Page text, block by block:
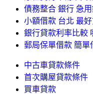
債務整合 銀行 急
小額借款 台北 最
銀行貸款利率比較
郵局保單借款 簡單
中古車貸款條件
首次購屋貸款條件
買車貸款